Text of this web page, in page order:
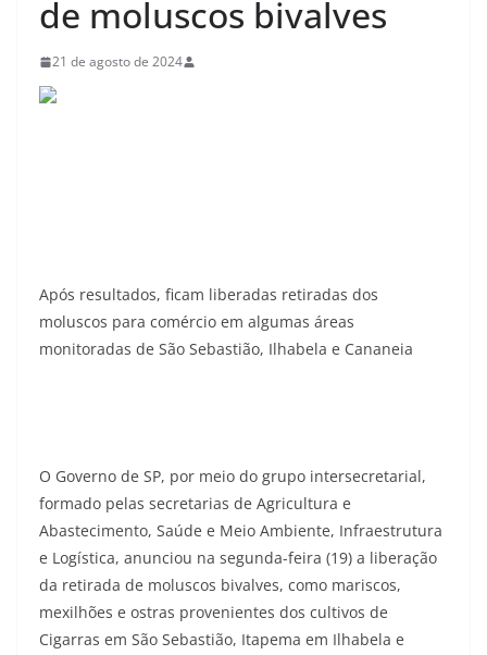
de moluscos bivalves
21 de agosto de 2024
Após resultados, ficam liberadas retiradas dos
moluscos para comércio em algumas áreas
monitoradas de São Sebastião, Ilhabela e Cananeia
O Governo de SP, por meio do grupo intersecretarial,
formado pelas secretarias de Agricultura e
Abastecimento, Saúde e Meio Ambiente, Infraestrutura
e Logística, anunciou na segunda-feira (19) a liberação
da retirada de moluscos bivalves, como mariscos,
mexilhões e ostras provenientes dos cultivos de
Cigarras em São Sebastião, Itapema em Ilhabela e